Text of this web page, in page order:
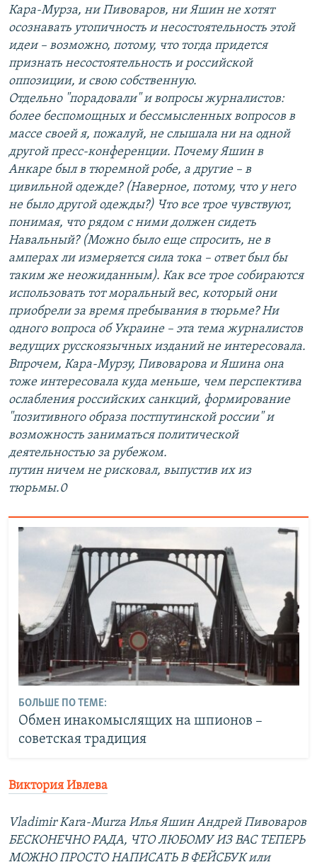
Кара-Мурза, ни Пивоваров, ни Яшин не хотят
осознавать утопичность и несостоятельность этой
идеи – возможно, потому, что тогда придется
признать несостоятельность и российской
оппозиции, и свою собственную.
Отдельно "порадовали" и вопросы журналистов:
более беспомощных и бессмысленных вопросов в
массе своей я, пожалуй, не слышала ни на одной
другой пресс-конференции. Почему Яшин в
Анкаре был в тюремной робе, а другие – в
цивильной одежде? (Наверное, потому, что у него
не было другой одежды?) Что все трое чувствуют,
понимая, что рядом с ними должен сидеть
Навальный? (Можно было еще спросить, не в
амперах ли измеряется сила тока – ответ был бы
таким же неожиданным). Как все трое собираются
использовать тот моральный вес, который они
приобрели за время пребывания в тюрьме? Ни
одного вопроса об Украине – эта тема журналистов
ведущих русскоязычных изданий не интересовала.
Впрочем, Кара-Мурзу, Пивоварова и Яшина она
тоже интересовала куда меньше, чем перспектива
ослабления российских санкций, формирование
"позитивного образа постпутинской россии" и
возможность заниматься политической
деятельностью за рубежом.
путин ничем не рисковал, выпустив их из
тюрьмы.0
БОЛЬШЕ ПО ТЕМЕ:
Обмен инакомыслящих на шпионов –
советская традиция
Виктория Ивлева
Vladimir Kara-Murza Илья Яшин Андрей Пивоваров
БЕСКОНЕЧНО РАДА, ЧТО ЛЮБОМУ ИЗ ВАС ТЕПЕРЬ
МОЖНО ПРОСТО НАПИСАТЬ В ФЕЙСБУК или